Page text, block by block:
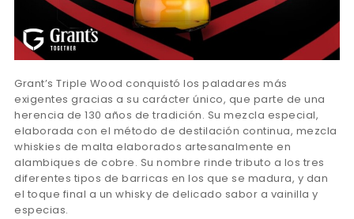
Grant’s Triple Wood conquistó los paladares más
exigentes gracias a su carácter único, que parte de una
herencia de 130 años de tradición. Su mezcla especial,
elaborada con el método de destilación continua, mezcla
whiskies de malta elaborados artesanalmente en
alambiques de cobre. Su nombre rinde tributo a los tres
diferentes tipos de barricas en los que se madura, y dan
el toque final a un whisky de delicado sabor a vainilla y
especias.